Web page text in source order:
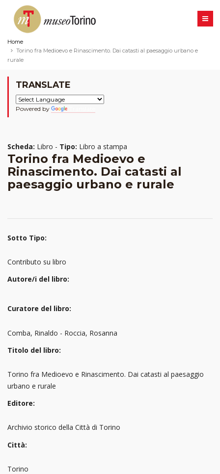
Home
Torino fra Medioevo e Rinascimento. Dai catasti al paesaggio urbano e
rurale
TRANSLATE
Powered by
Scheda: Libro - Tipo: Libro a stampa
Torino fra Medioevo e
Rinascimento. Dai catasti al
paesaggio urbano e rurale
Sotto Tipo:
Contributo su libro
Autore/i del libro:
Curatore del libro:
Comba, Rinaldo - Roccia, Rosanna
Titolo del libro:
Torino fra Medioevo e Rinascimento. Dai catasti al paesaggio
urbano e rurale
Editore:
Archivio storico della Città di Torino
Città:
Torino